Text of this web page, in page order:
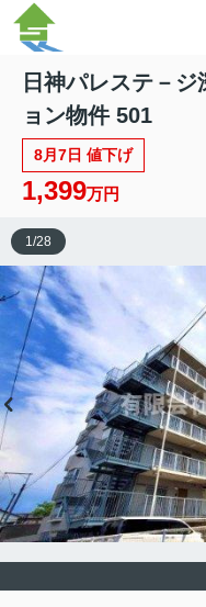
日神パレステ－
ョン物件 501
8月7日 値下げ
1,399万円
1/28